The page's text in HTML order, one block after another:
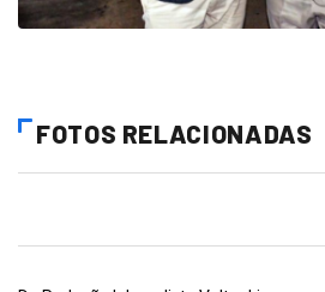
FOTOS RELACIONADAS